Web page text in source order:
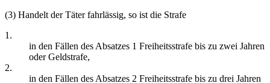
(3) Handelt der Täter fahrlässig, so ist die Strafe
1.
in den Fällen des Absatzes 1 Freiheitsstrafe bis zu zwei Jahren
oder Geldstrafe,
2.
in den Fällen des Absatzes 2 Freiheitsstrafe bis zu drei Jahren